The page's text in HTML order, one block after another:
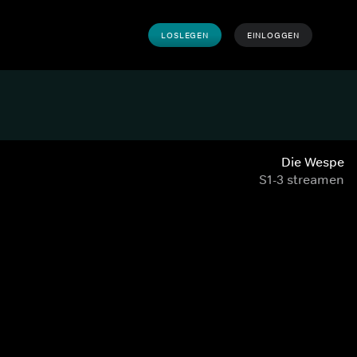
LOSLEGEN EINLOGGEN
Die Wespe
S1-3 streamen